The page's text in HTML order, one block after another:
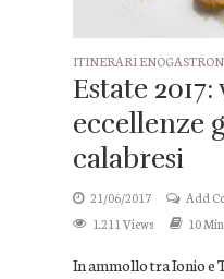
ITINERARI
Estate
eccellenze
calabresi
21/06/2017 Add
1.211 Views
10
In ammollo tra Ionio e